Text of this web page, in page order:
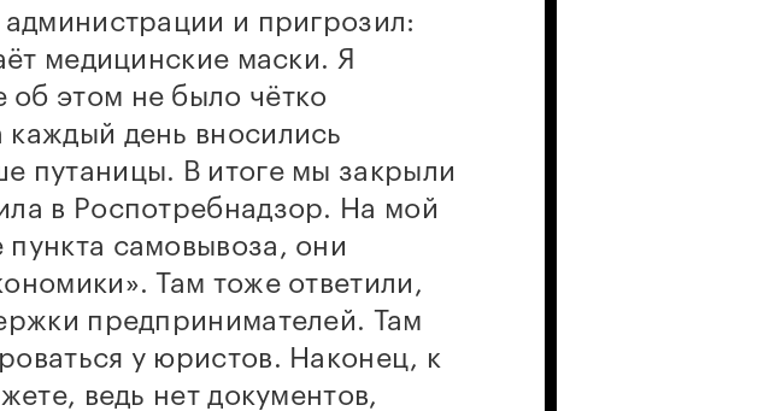
и пригрозил:
медицинские маски. Я
этом не было чётко
каждый день вносились
путаницы. В итоге мы закрыли
в Роспотребнадзор. На мой
самовывоза, они
Там тоже ответили,
предпринимателей. Там
у юристов. Наконец, к
ведь нет документов,